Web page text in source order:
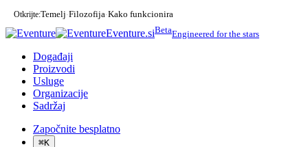
Otkrijte:Temelj·Filozofija·Kako funkcionira
Eventure.siBetaEngineered for the stars
Događaji
Proizvodi
Usluge
Organizacije
Sadržaj
Započnite besplatno
⌘K